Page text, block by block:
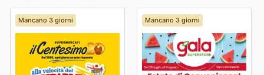
Mancano 3 giorni Mancano 3 giorni